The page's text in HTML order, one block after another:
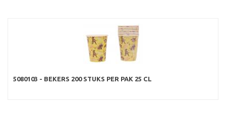
5080103 - BEKERS 200 STUKS PER PAK 25 CL